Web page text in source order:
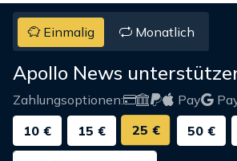
Einmalig Monatlich
Apollo News
Zahlungsoptionen: Pay
10 €
15 € 25 € 50 €